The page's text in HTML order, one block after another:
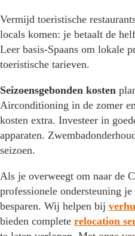
Vermijd toeristische
locals komen: je betaalt de
Leer basis-Spaans om lokale
toeristische tarieven.
Seizoensgebonden kosten
Airconditioning in de zomer
kosten extra. Investeer in
apparaten.
seizoen.
Als je overweegt om naar de
professionele ondersteuning je
besparen. Wij helpen bij
bieden complete relocation